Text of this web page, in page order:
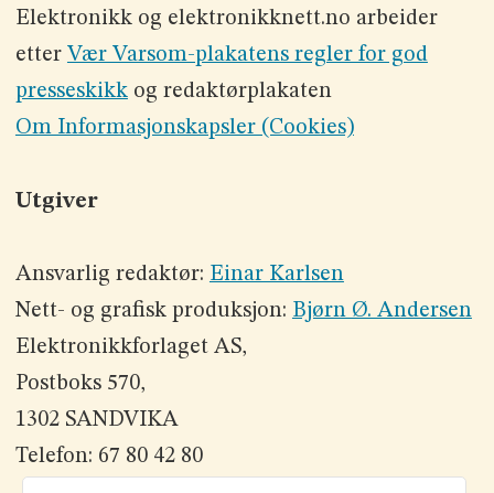
Elektronikk og elektronikknett.no arbeider
etter Vær Varsom-plakatens regler for god
presseskikkog redaktørplakaten
Om Informasjonskapsler (Cookies)
Utgiver
Ansvarlig redaktør: Einar Karlsen
Nett- og grafisk produksjon: Bjørn Ø. Andersen
Elektronikkforlaget AS,
Postboks 570,
1302 SANDVIKA
Telefon: 67 80 42 80